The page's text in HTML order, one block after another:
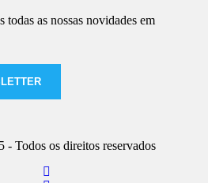
todas as nossas novidades em
Todos os direitos reservados